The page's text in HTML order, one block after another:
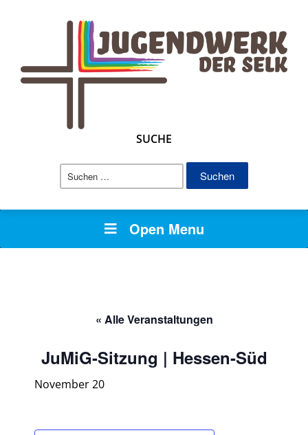
SUCHE
Suchen
Open Menu
« Alle Veranstaltungen
JuMiG-Sitzung | Hessen-Süd
November 20